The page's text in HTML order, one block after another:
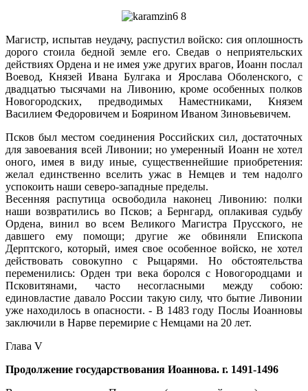
Магистр, испытав неудачу, распустил войско: сия оплошность
дорого стоила бедной земле его. Сведав о неприятельских
действиях Ордена и не имея уже других врагов, Иоанн послал
Воевод, Князей Ивана Булгака и Ярослава Оболенского, с
двадцатью тысячами на Ливонию, кроме особенных полков
Новогородских, предводимых Наместниками, Князем
Василием Федоровичем и Боярином Иваном Зиновьевичем.
Псков был местом соединения Российских сил, достаточных
для завоевания всей Ливонии; но умеренный Иоанн не хотел
оного, имея в виду иные, существеннейшие приобретения:
желал единственно вселить ужас в Немцев и тем надолго
успокоить наши северо-западные пределы.
Весенняя распутица освободила наконец Ливонию: полки
наши возвратились во Псков; а Бернгард, оплакивая судьбу
Ордена, винил во всем Великого Магистра Прусского, не
давшего ему помощи; другие же обвиняли Епископа
Дерптского, который, имея свое особенное войско, не хотел
действовать совокупно с Рыцарями. Но обстоятельства
переменились: Орден три века боролся с Новогородцами и
Псковитянами, часто несогласными между собою:
единовластие давало России такую силу, что бытие Ливонии
уже находилось в опасности. - В 1483 году Послы Иоанновы
заключили в Нарве перемирие с Немцами на 20 лет.
Глава V
Продолжение государствования Иоаннова. г. 1491-1496